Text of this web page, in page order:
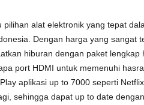
pilihan alat elektronik yang tepat
Dengan harga yang sangat
hiburan dengan paket lengkap
port HDMI untuk memenuhi
aplikasi up to 7000 seperti
sehingga dapat up to date